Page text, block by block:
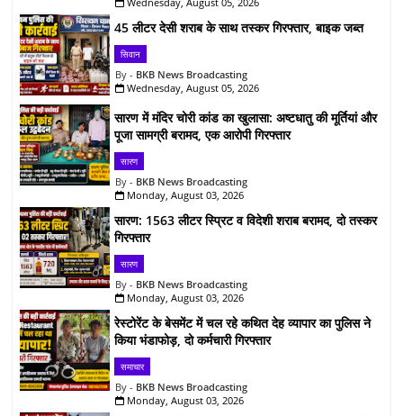
45 लीटर देसी शराब के साथ तस्कर गिरफ्तार, बाइक जब्त
सिवान
BKB News Broadcasting
Wednesday, August 05, 2026
सारण में मंदिर चोरी कांड का खुलासा: अष्टधातु की मूर्तियां और
पूजा सामग्री बरामद, एक आरोपी गिरफ्तार
सारण
BKB News Broadcasting
Monday, August 03, 2026
सारण: 1563 लीटर स्प्रिट व विदेशी शराब बरामद, दो तस्कर
गिरफ्तार
सारण
BKB News Broadcasting
Monday, August 03, 2026
रेस्टोरेंट के बेसमेंट में चल रहे कथित देह व्यापार का पुलिस ने
किया भंडाफोड़, दो कर्मचारी गिरफ्तार
समाचार
BKB News Broadcasting
Monday, August 03, 2026